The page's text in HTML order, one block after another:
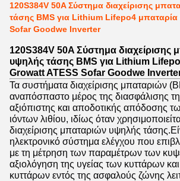
120S384V 50A Σύστημα διαχείρισης
τάσης BMS για Lithium Lifepo4 μπαταρία
Sofar Goodwe Inverter
120S384V 50A Σύστημα διαχείρισης
υψηλής τάσης BMS για Lithium
Growatt ATESS Sofar Goodwe
Τα συστήματα διαχείρισης μπαταριών
αναπόσπαστο μέρος της διασφάλισης
αξιόπιστης και αποδοτικής απόδοσης
ιόντων λιθίου, ιδίως όταν
διαχείρισης μπαταριών υψηλής
ηλεκτρονικό σύστημα ελέγχου που
με τη μέτρηση των παραμέτρων των
αξιολόγηση της υγείας των κυττάρων
κυττάρων εντός της ασφαλούς ζώνης